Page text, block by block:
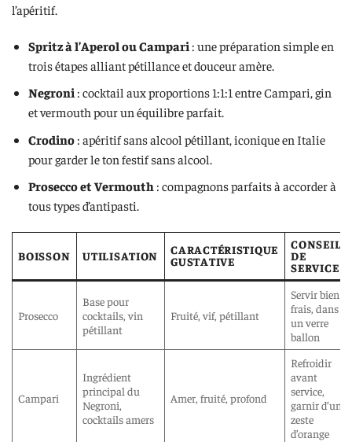
l’apéritif.
Spritz à l’Aperol ou Campari : une préparation simple en
trois étapes alliant pétillance et douceur amère.
Negroni : cocktail aux proportions 1:1:1 entre Campari, gin
et vermouth pour un équilibre parfait.
Crodino: apéritif sans alcool pétillant, iconique en Italie
pour garder le ton festif sans alcool.
Prosecco et Vermouth : compagnons parfaits à accorder à
tous types d’antipasti.
BOISSON UTILISATION
CARACTÉRISTIQUE
GUSTATIVE
CONSEIL
DE
SERVICE
Prosecco
Base pour
cocktails, vin
pétillant
Fruité, vif, pétillant
Servir bien
frais, dans
un verre
ballon
Campari
Ingrédient
principal du
Negroni,
cocktails amers
Amer, fruité, profond
Refroidir
avant
service,
garnir d’un
zeste
d’orange